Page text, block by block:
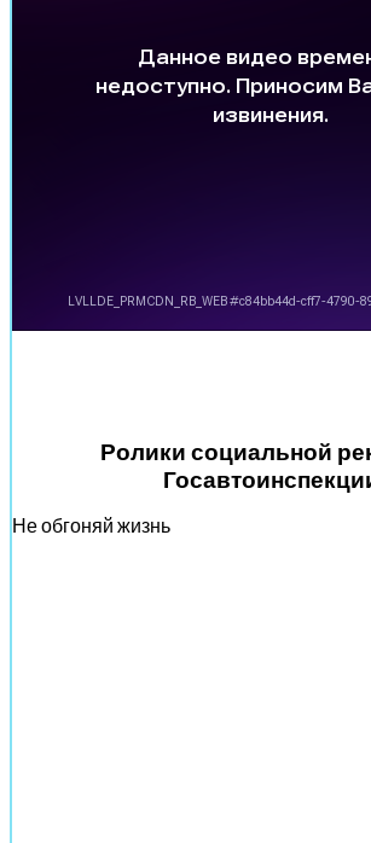
Ролики социальной
Не обгоняй жизнь